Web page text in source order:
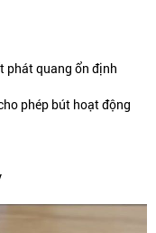
phát quang ổn định
phép bút hoạt động